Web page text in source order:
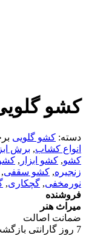
کشو گلویی
دسته: کشو گلویی
انواع کشاب, برش
کشو, کشو ابزار ,
زنجیره, کشو سقفی,
نورمخفی, گچکاری,
فروشنده
میراث هنر
ضمانت اصالت
7 روز گارانتی بازگشت وجه